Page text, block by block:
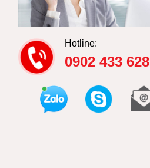
Hotline:
0902 433 628